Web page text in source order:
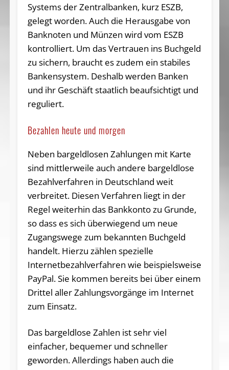
Systems der Zentralbanken, kurz ESZB,
gelegt worden. Auch die Herausgabe von
Banknoten und Münzen wird vom ESZB
kontrolliert. Um das Vertrauen ins Buchgeld
zu sichern, braucht es zudem ein stabiles
Bankensystem. Deshalb werden Banken
und ihr Geschäft staatlich beaufsichtigt und
reguliert.
Bezahlen heute und morgen
Neben bargeldlosen Zahlungen mit Karte
sind mittlerweile auch andere bargeldlose
Bezahlverfahren in Deutschland weit
verbreitet. Diesen Verfahren liegt in der
Regel weiterhin das Bankkonto zu Grunde,
so dass es sich überwiegend um neue
Zugangswege zum bekannten Buchgeld
handelt. Hierzu zählen spezielle
Internetbezahlverfahren wie beispielsweise
PayPal. Sie kommen bereits bei über einem
Drittel aller Zahlungsvorgänge im Internet
zum Einsatz.
Das bargeldlose Zahlen ist sehr viel
einfacher, bequemer und schneller
geworden. Allerdings haben auch die